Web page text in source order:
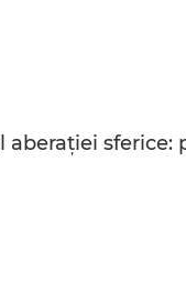
aberaţiei sferice: